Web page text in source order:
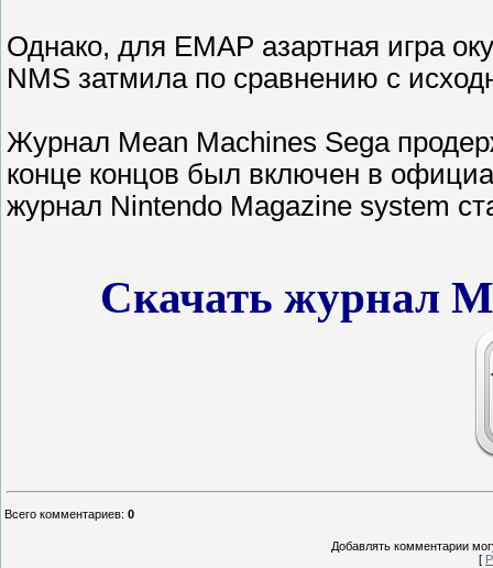
Однако, для EMAP азартная игра
NMS затмила по сравнению с
Журнал Mean Machines Sega
конце концов был включен в
журнал Nintendo Magazine system
Скачать журнал
Всего комментариев: 0
Добавлять комментарии
[